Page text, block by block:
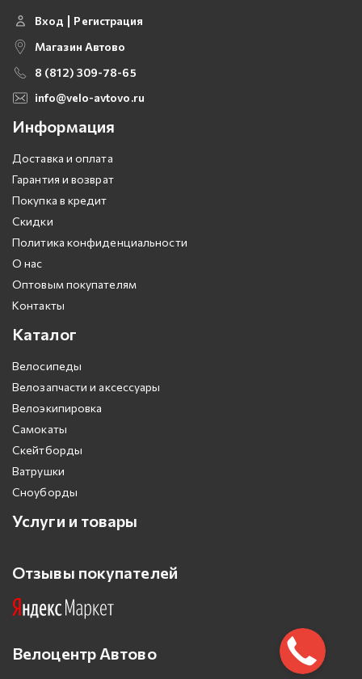
Вход
Регистрация
Магазин Автово
8 (812) 309-78-65
info@velo-avtovo.ru
Информация
Доставка и оплата
Гарантия и возврат
Покупка в кредит
Скидки
Политика конфиденциальности
О нас
Оптовым покупателям
Контакты
Каталог
Велосипеды
Велозапчасти и аксессуары
Велоэкипировка
Самокаты
Скейтборды
Ватрушки
Сноуборды
Услуги и товары
Отзывы покупателей
Велоцентр Автово